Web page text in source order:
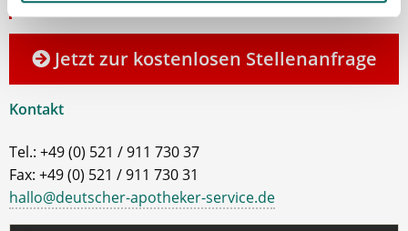
gerne persönlich zur Seite.
Jetzt zur kostenlosen Stellenanfrage
Kontakt
Tel.: +49 (0) 521 / 911 730 37
Fax: +49 (0) 521 / 911 730 31
hallo@deutscher-apotheker-service.de